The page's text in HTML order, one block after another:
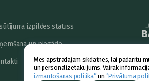
Mēs apstrādājam sīkdatnes, lai padarītu
un personalizētāku jums. Vairāk
izmantošanas politika” un“Privātuma
izpildes statuss
un piegāde